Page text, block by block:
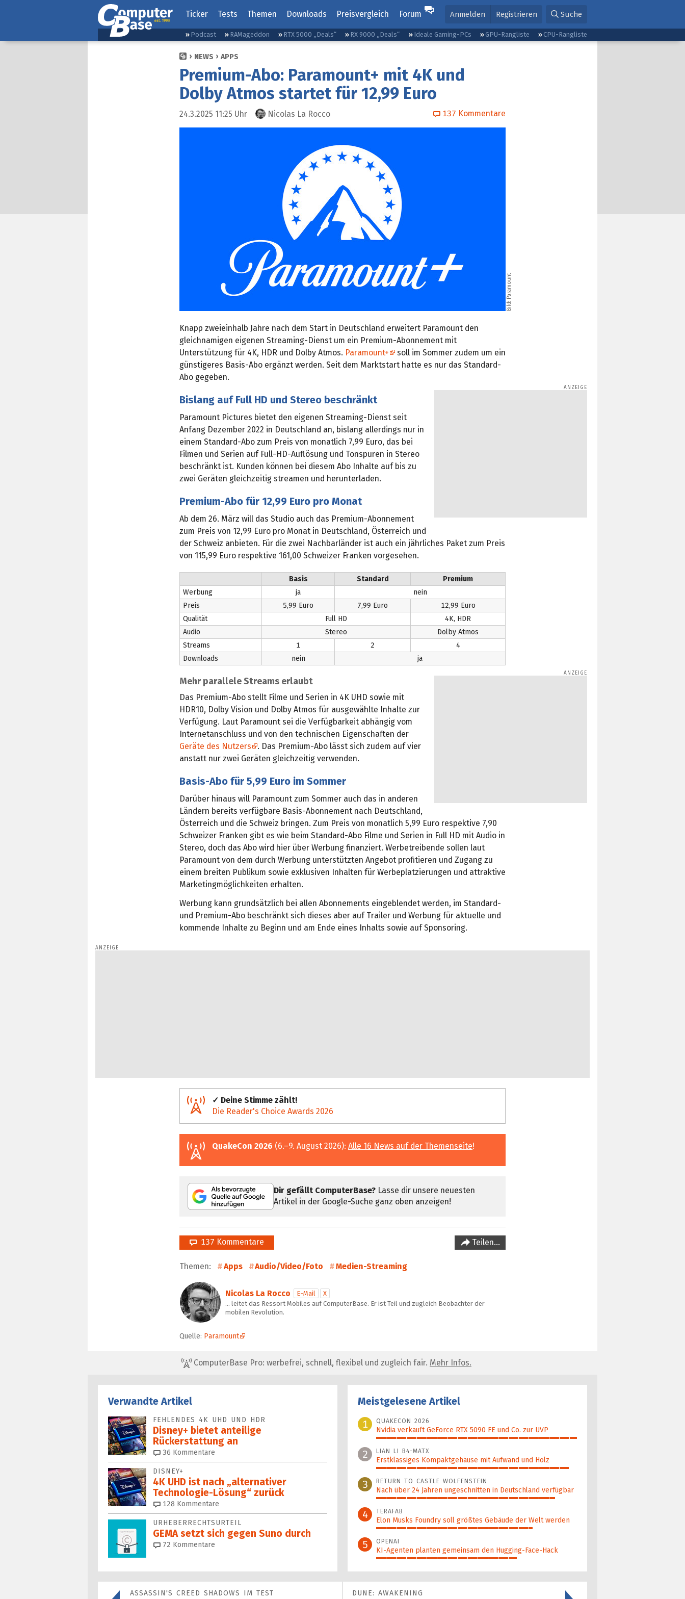
Ticker Tests Themen Downloads Preisvergleich Forum Anmelden Registrieren Suche
Podcast RAMageddon RTX 5000 „Deals“ RX 9000 „Deals“ Ideale Gaming-PCs GPU-Rangliste CPU-Rangliste
NEWS APPS
Premium-Abo: Paramount+ mit 4K und
Dolby Atmos startet für 12,99 Euro
24.3.2025 11:25 Uhr Nicolas La Rocco 137 Kommentare
Bild: Paramount
Knapp zweieinhalb Jahre nach dem Start in Deutschland erweitert Paramount den
gleichnamigen eigenen Streaming-Dienst um ein Premium-Abonnement mit
Unterstützung für 4K, HDR und Dolby Atmos. Paramount+
soll im Sommer zudem um ein
günstigeres Basis-Abo ergänzt werden. Seit dem Marktstart hatte es nur das Standard-
Abo gegeben.
Bislang auf Full HD und Stereo beschränkt
Paramount Pictures bietet den eigenen Streaming-Dienst seit
Anfang Dezember 2022 in Deutschland an, bislang allerdings nur in
einem Standard-Abo zum Preis von monatlich 7,99 Euro, das bei
Filmen und Serien auf Full-HD-Auflösung und Tonspuren in Stereo
beschränkt ist. Kunden können bei diesem Abo Inhalte auf bis zu
zwei Geräten gleichzeitig streamen und herunterladen.
Premium-Abo für 12,99 Euro pro Monat
Ab dem 26. März will das Studio auch das Premium-Abonnement
zum Preis von 12,99 Euro pro Monat in Deutschland, Österreich und
der Schweiz anbieten. Für die zwei Nachbarländer ist auch ein jährliches Paket zum Preis
von 115,99 Euro respektive 161,00 Schweizer Franken vorgesehen.
Basis Standard
Premium
Werbung
ja
nein
Preis
5,99 Euro 7,99 Euro
12,99 Euro
Qualität
Full HD
4K, HDR
Audio
Stereo
Dolby Atmos
Streams
1 2
4
Downloads
nein ja
Mehr parallele Streams erlaubt
Das Premium-Abo stellt Filme und Serien in 4K UHD sowie mit
HDR10, Dolby Vision und Dolby Atmos für ausgewählte Inhalte zur
Verfügung. Laut Paramount sei die Verfügbarkeit abhängig vom
Internetanschluss und von den technischen Eigenschaften der
Geräte des Nutzers
. Das Premium-Abo lässt sich zudem auf vier
anstatt nur zwei Geräten gleichzeitig verwenden.
Basis-Abo für 5,99 Euro im Sommer
Darüber hinaus will Paramount zum Sommer auch das in anderen
Ländern bereits verfügbare Basis-Abonnement nach Deutschland,
Österreich und die Schweiz bringen. Zum Preis von monatlich 5,99 Euro respektive 7,90
Schweizer Franken gibt es wie beim Standard-Abo Filme und Serien in Full HD mit Audio in
Stereo, doch das Abo wird hier über Werbung finanziert. Werbetreibende sollen laut
Paramount von dem durch Werbung unterstützten Angebot profitieren und Zugang zu
einem breiten Publikum sowie exklusiven Inhalten für Werbeplatzierungen und attraktive
Marketingmöglichkeiten erhalten.
Werbung kann grundsätzlich bei allen Abonnements eingeblendet werden, im Standard-
und Premium-Abo beschränkt sich dieses aber auf Trailer und Werbung für aktuelle und
kommende Inhalte zu Beginn und am Ende eines Inhalts sowie auf Sponsoring.
✓ Deine Stimme zählt!
Die Reader's Choice Awards 2026
QuakeCon 2026 (6.–9. August 2026): Alle 16 News auf der Themenseite!
Dir gefällt ComputerBase? Lasse dir unsere neuesten
Artikel in der Google-Suche ganz oben anzeigen!
137 Kommentare Teilen…
Themen: Apps Audio/Video/Foto Medien-Streaming
Nicolas La Rocco E-Mail
X
… leitet das Ressort Mobiles auf ComputerBase. Er ist Teil und zugleich Beobachter der
mobilen Revolution.
Quelle: Paramount
ComputerBase Pro: werbefrei, schnell, flexibel und zugleich fair. Mehr Infos.
Verwandte Artikel
FEHLENDES 4K UHD UND HDR
Disney+ bietet anteilige
Rückerstattung an
36 Kommentare
DISNEY+
4K UHD ist nach „alternativer
Technologie-Lösung“ zurück
128 Kommentare
URHEBERRECHTSURTEIL
GEMA setzt sich gegen Suno durch
72 Kommentare
Meistgelesene Artikel
1
QUAKECON 2026
Nvidia verkauft GeForce RTX 5090 FE und Co. zur UVP
100%
2 LIAN LI B4-MATX
Erstklassiges Kompaktgehäuse mit Aufwand und Holz
96%
3 RETURN TO CASTLE WOLFENSTEIN
Nach über 24 Jahren ungeschnitten in Deutschland verfügbar
89%
4 TERAFAB
Elon Musks Foundry soll größ­tes Gebäude der Welt werden
78%
5 OPENAI
KI-Agenten planten gemein­sam den Hugging-Face-Hack
70%
ASSASSIN'S CREED SHADOWS IM TEST DUNE: AWAKENING